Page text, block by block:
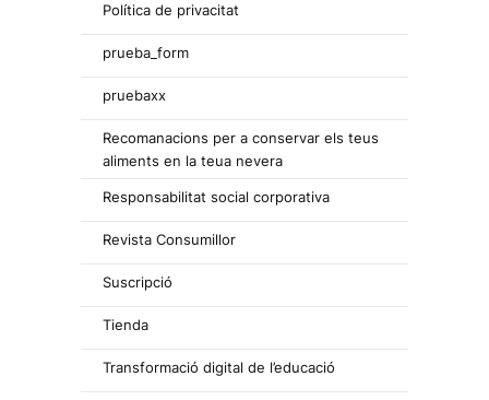
Política de privacitat
prueba_form
pruebaxx
Recomanacions per a conservar els teus
aliments en la teua nevera
Responsabilitat social corporativa
Revista Consumillor
Suscripció
Tienda
Transformació digital de l’educació